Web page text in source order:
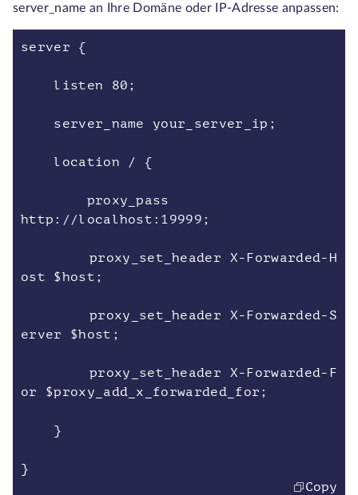
server_name an Ihre Domäne oder IP-Adresse anpassen:
server {
listen 80;
server_name your_server_ip;
location / {
proxy_pass
http://localhost:19999;
proxy_set_header X-Forwarded-H
ost $host;
proxy_set_header X-Forwarded-S
erver $host;
proxy_set_header X-Forwarded-F
or $proxy_add_x_forwarded_for;
}
}
Copy